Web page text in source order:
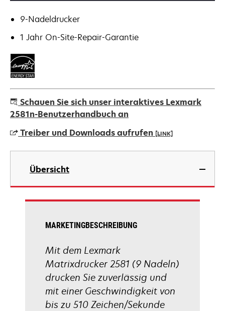
9-Nadeldrucker
1 Jahr On-Site-Repair-Garantie
Schauen Sie sich unser interaktives Lexmark
2581n-Benutzerhandbuch an
Treiber und Downloads aufrufen [LINK]
wird
einer
neuen
Registerkarte
Übersicht
MARKETINGBESCHREIBUNG
Mit dem Lexmark
Matrixdrucker 2581 (9 Nadeln)
drucken Sie zuverlässig und
mit einer Geschwindigkeit von
bis zu 510 Zeichen/Sekunde